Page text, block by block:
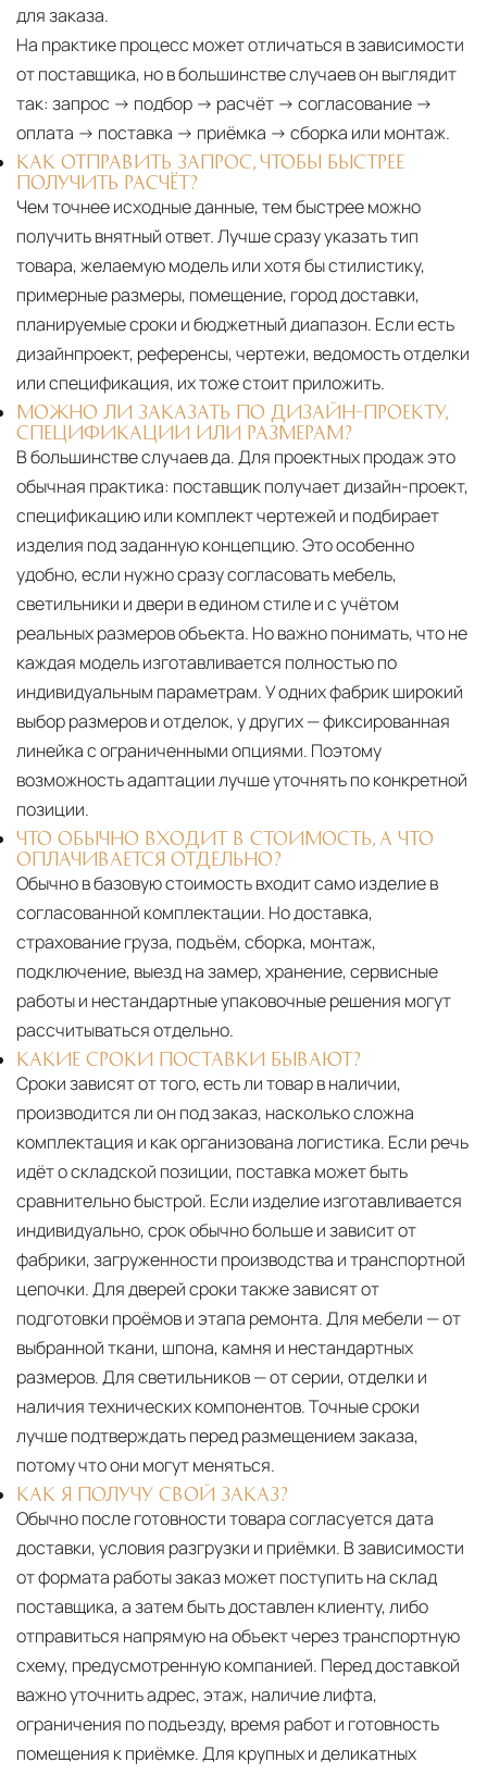
для заказа.
На практике процесс может отличаться в зависимости
от поставщика, но в большинстве случаев он выглядит
так: запрос → подбор → расчёт → согласование →
оплата → поставка → приёмка → сборка или монтаж.
КАК ОТПРАВИТЬ ЗАПРОС, ЧТОБЫ БЫСТРЕЕ
ПОЛУЧИТЬ РАСЧЁТ?
Чем точнее исходные данные, тем быстрее можно
получить внятный ответ. Лучше сразу указать тип
товара, желаемую модель или хотя бы стилистику,
примерные размеры, помещение, город доставки,
планируемые сроки и бюджетный диапазон. Если есть
дизайнпроект, референсы, чертежи, ведомость отделки
или спецификация, их тоже стоит приложить.
МОЖНО ЛИ ЗАКАЗАТЬ ПО ДИЗАЙН-ПРОЕКТУ,
СПЕЦИФИКАЦИИ ИЛИ РАЗМЕРАМ?
В большинстве случаев да. Для проектных продаж это
обычная практика: поставщик получает дизайн-проект,
спецификацию или комплект чертежей и подбирает
изделия под заданную концепцию. Это особенно
удобно, если нужно сразу согласовать мебель,
светильники и двери в едином стиле и с учётом
реальных размеров объекта. Но важно понимать, что не
каждая модель изготавливается полностью по
индивидуальным параметрам. У одних фабрик широкий
выбор размеров и отделок, у других — фиксированная
линейка с ограниченными опциями. Поэтому
возможность адаптации лучше уточнять по конкретной
позиции.
ЧТО ОБЫЧНО ВХОДИТ В СТОИМОСТЬ, А ЧТО
ОПЛАЧИВАЕТСЯ ОТДЕЛЬНО?
Обычно в базовую стоимость входит само изделие в
согласованной комплектации. Но доставка,
страхование груза, подъём, сборка, монтаж,
подключение, выезд на замер, хранение, сервисные
работы и нестандартные упаковочные решения могут
рассчитываться отдельно.
КАКИЕ СРОКИ ПОСТАВКИ БЫВАЮТ?
Сроки зависят от того, есть ли товар в наличии,
производится ли он под заказ, насколько сложна
комплектация и как организована логистика. Если речь
идёт о складской позиции, поставка может быть
сравнительно быстрой. Если изделие изготавливается
индивидуально, срок обычно больше и зависит от
фабрики, загруженности производства и транспортной
цепочки. Для дверей сроки также зависят от
подготовки проёмов и этапа ремонта. Для мебели — от
выбранной ткани, шпона, камня и нестандартных
размеров. Для светильников — от серии, отделки и
наличия технических компонентов. Точные сроки
лучше подтверждать перед размещением заказа,
потому что они могут меняться.
КАК Я ПОЛУЧУ СВОЙ ЗАКАЗ?
Обычно после готовности товара согласуется дата
доставки, условия разгрузки и приёмки. В зависимости
от формата работы заказ может поступить на склад
поставщика, а затем быть доставлен клиенту, либо
отправиться напрямую на объект через транспортную
схему, предусмотренную компанией. Перед доставкой
важно уточнить адрес, этаж, наличие лифта,
ограничения по подъезду, время работ и готовность
помещения к приёмке. Для крупных и деликатных